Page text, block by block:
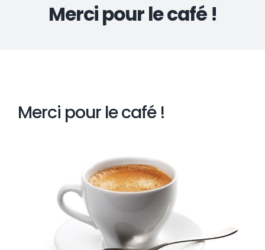
Merci pour le café !
Merci pour le café !